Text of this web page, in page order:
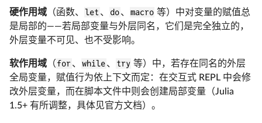
硬作用域 （函数、 let 、 do、 macro 等）中对变量的赋值总
是局部的——若局部变量与外层同名，它们是完全独立的，
外层变量不可见、也不受影响。
软作用域 （ for、 while、 try 等）中，若存在同名的外层
全局变量，赋值行为依上下文而定：在交互式 REPL 中会修
改外层变量，而在脚本文件中则会创建局部变量（Julia
1.5+ 有所调整，具体见官方文档）。